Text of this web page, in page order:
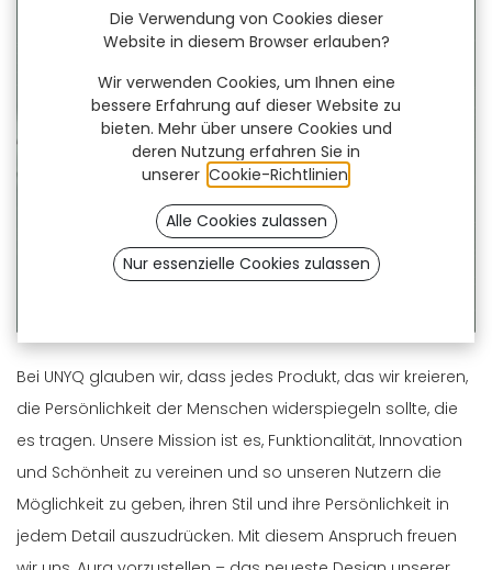
Bei UNYQ glauben wir, dass jedes Produkt, das wir kreieren,
die Persönlichkeit der Menschen widerspiegeln sollte, die
es tragen. Unsere Mission ist es, Funktionalität, Innovation
und Schönheit zu vereinen und so unseren Nutzern die
Möglichkeit zu geben, ihren Stil und ihre Persönlichkeit in
jedem Detail auszudrücken. Mit diesem Anspruch freuen
Die Verwendung von Cookies dieser
Website in diesem Browser erlauben?
Wir verwenden Cookies, um Ihnen eine
bessere Erfahrung auf dieser Website zu
bieten. Mehr über unsere Cookies und
deren Nutzung erfahren Sie in
unserer Cookie-Richtlinien
Alle Cookies zulassen
Nur essenzielle Cookies zulassen